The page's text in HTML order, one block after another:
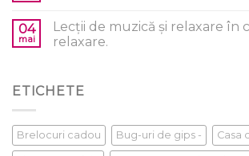
04
mai
Lecții de muzică și relaxare în
relaxare.
ETICHETE
Brelocuri cadou Bug-uri de gips - Casa